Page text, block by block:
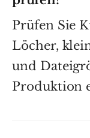
Prüfen Sie
Löcher,
und
Produktion